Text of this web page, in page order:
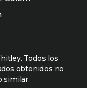
Todos los
obtenidos no
similar.